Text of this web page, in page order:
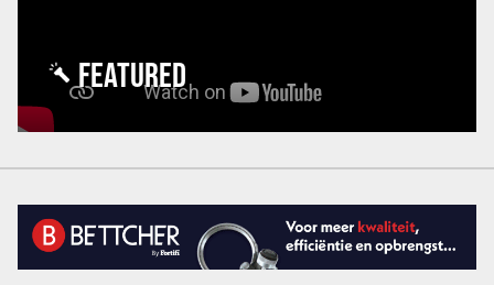
FEATURED